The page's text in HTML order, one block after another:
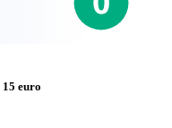
15 euro